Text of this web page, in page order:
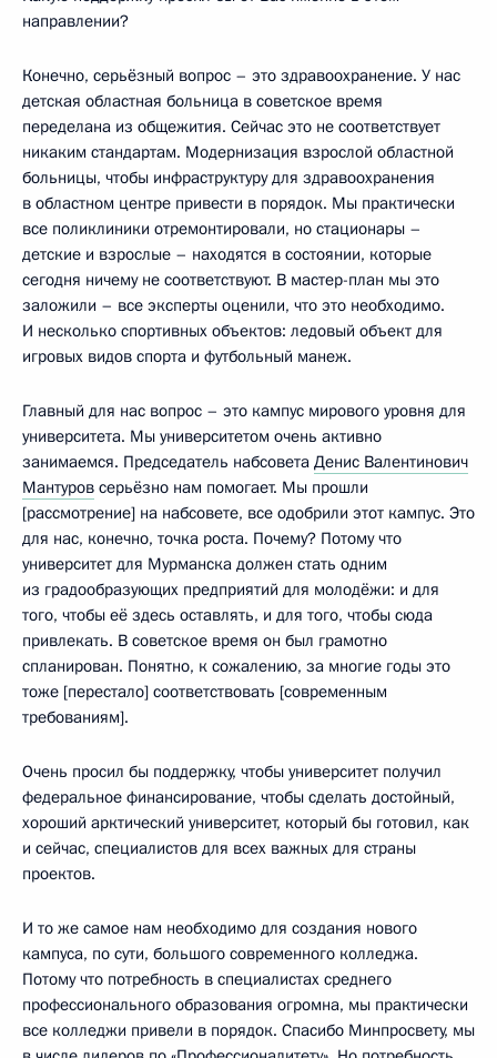
направлении?
Конечно, серьёзный вопрос – это здравоохранение. У нас
детская областная больница в советское время
переделана из общежития. Сейчас это не соответствует
никаким стандартам. Модернизация взрослой областной
больницы, чтобы инфраструктуру для здравоохранения
в областном центре привести в порядок. Мы практически
все поликлиники отремонтировали, но стационары –
детские и взрослые – находятся в состоянии, которые
сегодня ничему не соответствуют. В мастер-план мы это
заложили – все эксперты оценили, что это необходимо.
И несколько спортивных объектов: ледовый объект для
игровых видов спорта и футбольный манеж.
Главный для нас вопрос – это кампус мирового уровня для
университета. Мы университетом очень активно
занимаемся. Председатель набсовета Денис Валентинович
Мантуров серьёзно нам помогает. Мы прошли
[рассмотрение] на набсовете, все одобрили этот кампус. Это
для нас, конечно, точка роста. Почему? Потому что
университет для Мурманска должен стать одним
из градообразующих предприятий для молодёжи: и для
того, чтобы её здесь оставлять, и для того, чтобы сюда
привлекать. В советское время он был грамотно
спланирован. Понятно, к сожалению, за многие годы это
тоже [перестало] соответствовать [современным
требованиям].
Очень просил бы поддержку, чтобы университет получил
федеральное финансирование, чтобы сделать достойный,
хороший арктический университет, который бы готовил, как
и сейчас, специалистов для всех важных для страны
проектов.
И то же самое нам необходимо для создания нового
кампуса, по сути, большого современного колледжа.
Потому что потребность в специалистах среднего
профессионального образования огромна, мы практически
все колледжи привели в порядок. Спасибо Минпросвету, мы